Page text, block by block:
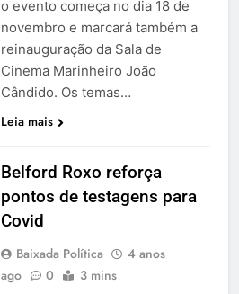
o evento começa no dia 18 de
novembro e marcará também a
reinauguração da Sala de
Cinema Marinheiro João
Cândido. Os temas…
Leia mais
Belford Roxo reforça
pontos de testagens para
Covid
Baixada Política
4 anos
ago
0 3 mins